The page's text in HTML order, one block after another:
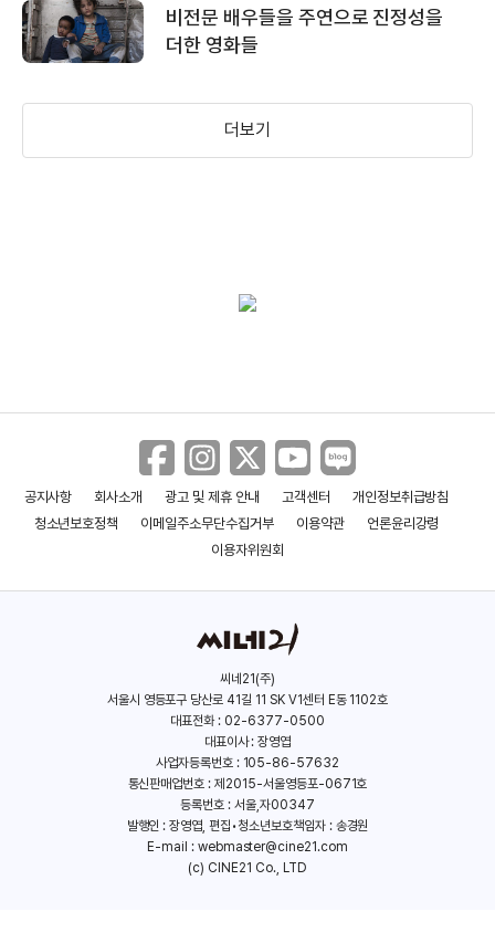
＜플로리다 프로젝트＞60초 예고편
＜플로리다 프로젝트＞메인 예고편
비전문 배우들을 주연으로 진정성을
더한 영화들
더보기
공지사항 회사소개 광고 및 제휴 안내 고객센터
개인정보취급방침
청소년보호정책
이메일주소무단수집거부 이용약관
언론윤리강령
이용자위원회
씨네21(주)
서울시 영등포구 당산로 41길 11 SK V1센터 E동 1102호
대표전화 : 02-6377-0500
대표이사 : 장영엽
사업자등록번호 : 105-86-57632
통신판매업번호 : 제2015-서울영등포-0671호
등록번호 : 서울,자00347
발행인 : 장영엽, 편집•청소년보호책임자 : 송경원
E-mail : webmaster@cine21.com
(c) CINE21 Co., LTD